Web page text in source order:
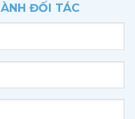
ĐỐI TÁC